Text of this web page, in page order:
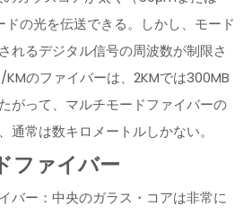
の光を伝送できる。しかし、モード
れるデジタル信号の周波数が制限さ
のファイバーは、2KMでは300MB
がって、マルチモードファイバーの
通常は数キロメートルしかない。
ファイバー
バー：中央のガラス・コアは非常に